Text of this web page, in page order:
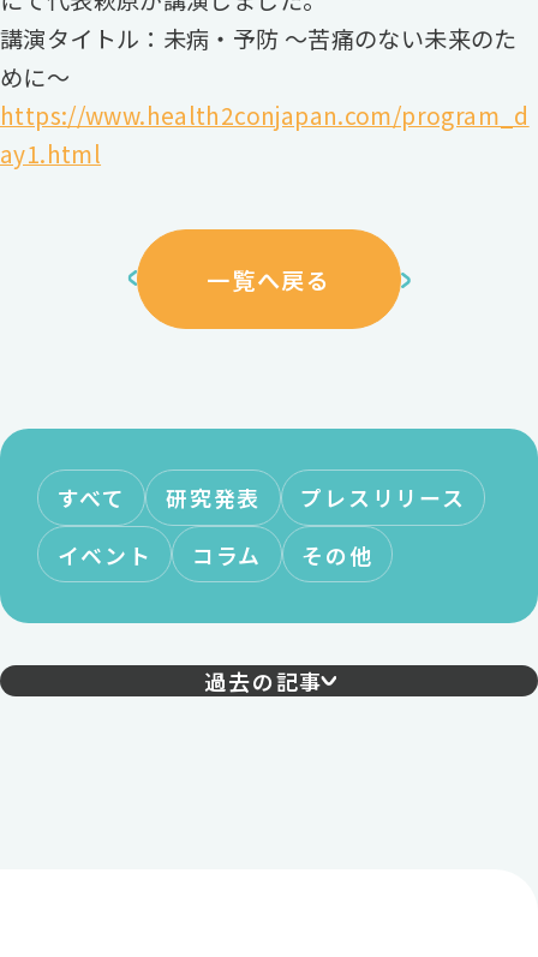
講演タイトル：未病・予防 ～苦痛のない未来のた
めに～
https://www.health2conjapan.com/program_d
ay1.html
一覧へ戻る
すべて 研究発表
プレスリリース
イベント
コラム その他
過去の記事